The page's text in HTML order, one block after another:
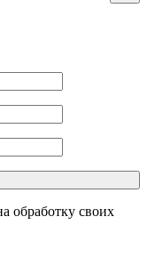
обработку своих